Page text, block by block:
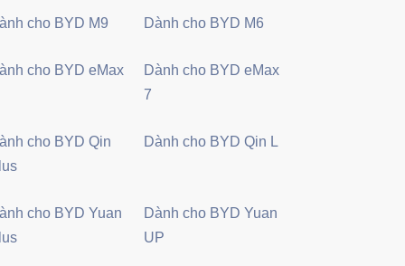
cho BYD M9 Dành cho BYD M6
cho BYD eMax
Dành cho BYD eMax
7
cho BYD Qin
Dành cho BYD Qin L
cho BYD Yuan
Dành cho BYD Yuan
UP